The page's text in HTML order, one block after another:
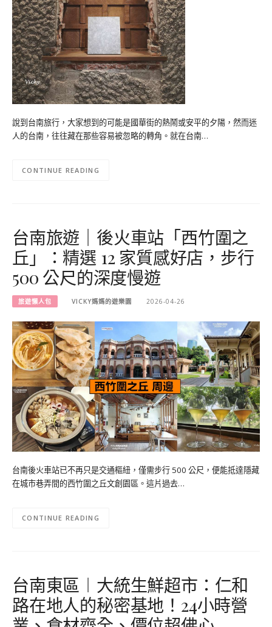
說到台南旅行，大家想到的可能是國華街的熱鬧或安平的夕陽，然而迷
人的台南，往往藏在那些容易被忽略的轉角。就在台南…
CONTINUE READING
台南旅遊｜後火車站「西竹圍之
丘」：精選 12 家質感好店，步行
500 公尺的深度慢遊
旅遊懶人包 VICKY媽媽的遊樂園 2026-04-26
台南後火車站已不再只是交通樞紐，僅需步行 500 公尺，便能抵達隱藏
在城市巷弄間的西竹圍之丘文創園區。這片過去…
CONTINUE READING
台南東區︱大統生鮮超市：仁和
路在地人的秘密基地！24小時營